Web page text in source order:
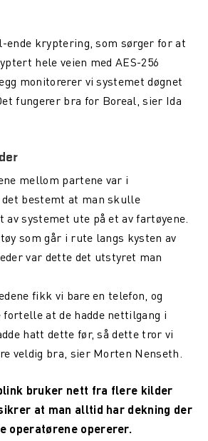
ende kryptering, som sørger for at
hele veien med AES-256
monitorerer vi systemet døgnet
fungerer bra for Boreal, sier Ida
mellom partene var i
bestemt at man skulle
av systemet ute på et av fartøyene.
som går i rute langs kysten av
var dette det utstyret man
fikk vi bare en telefon, og
at de hadde nettilgang i
hatt dette før, så dette tror vi
veldig bra, sier Morten Nenseth.
bruker nett fra flere kilder
at man alltid har dekning der
operatørene opererer.